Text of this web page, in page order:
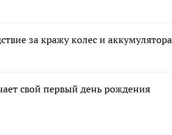
за кражу колес и аккумулятора
свой первый день рождения